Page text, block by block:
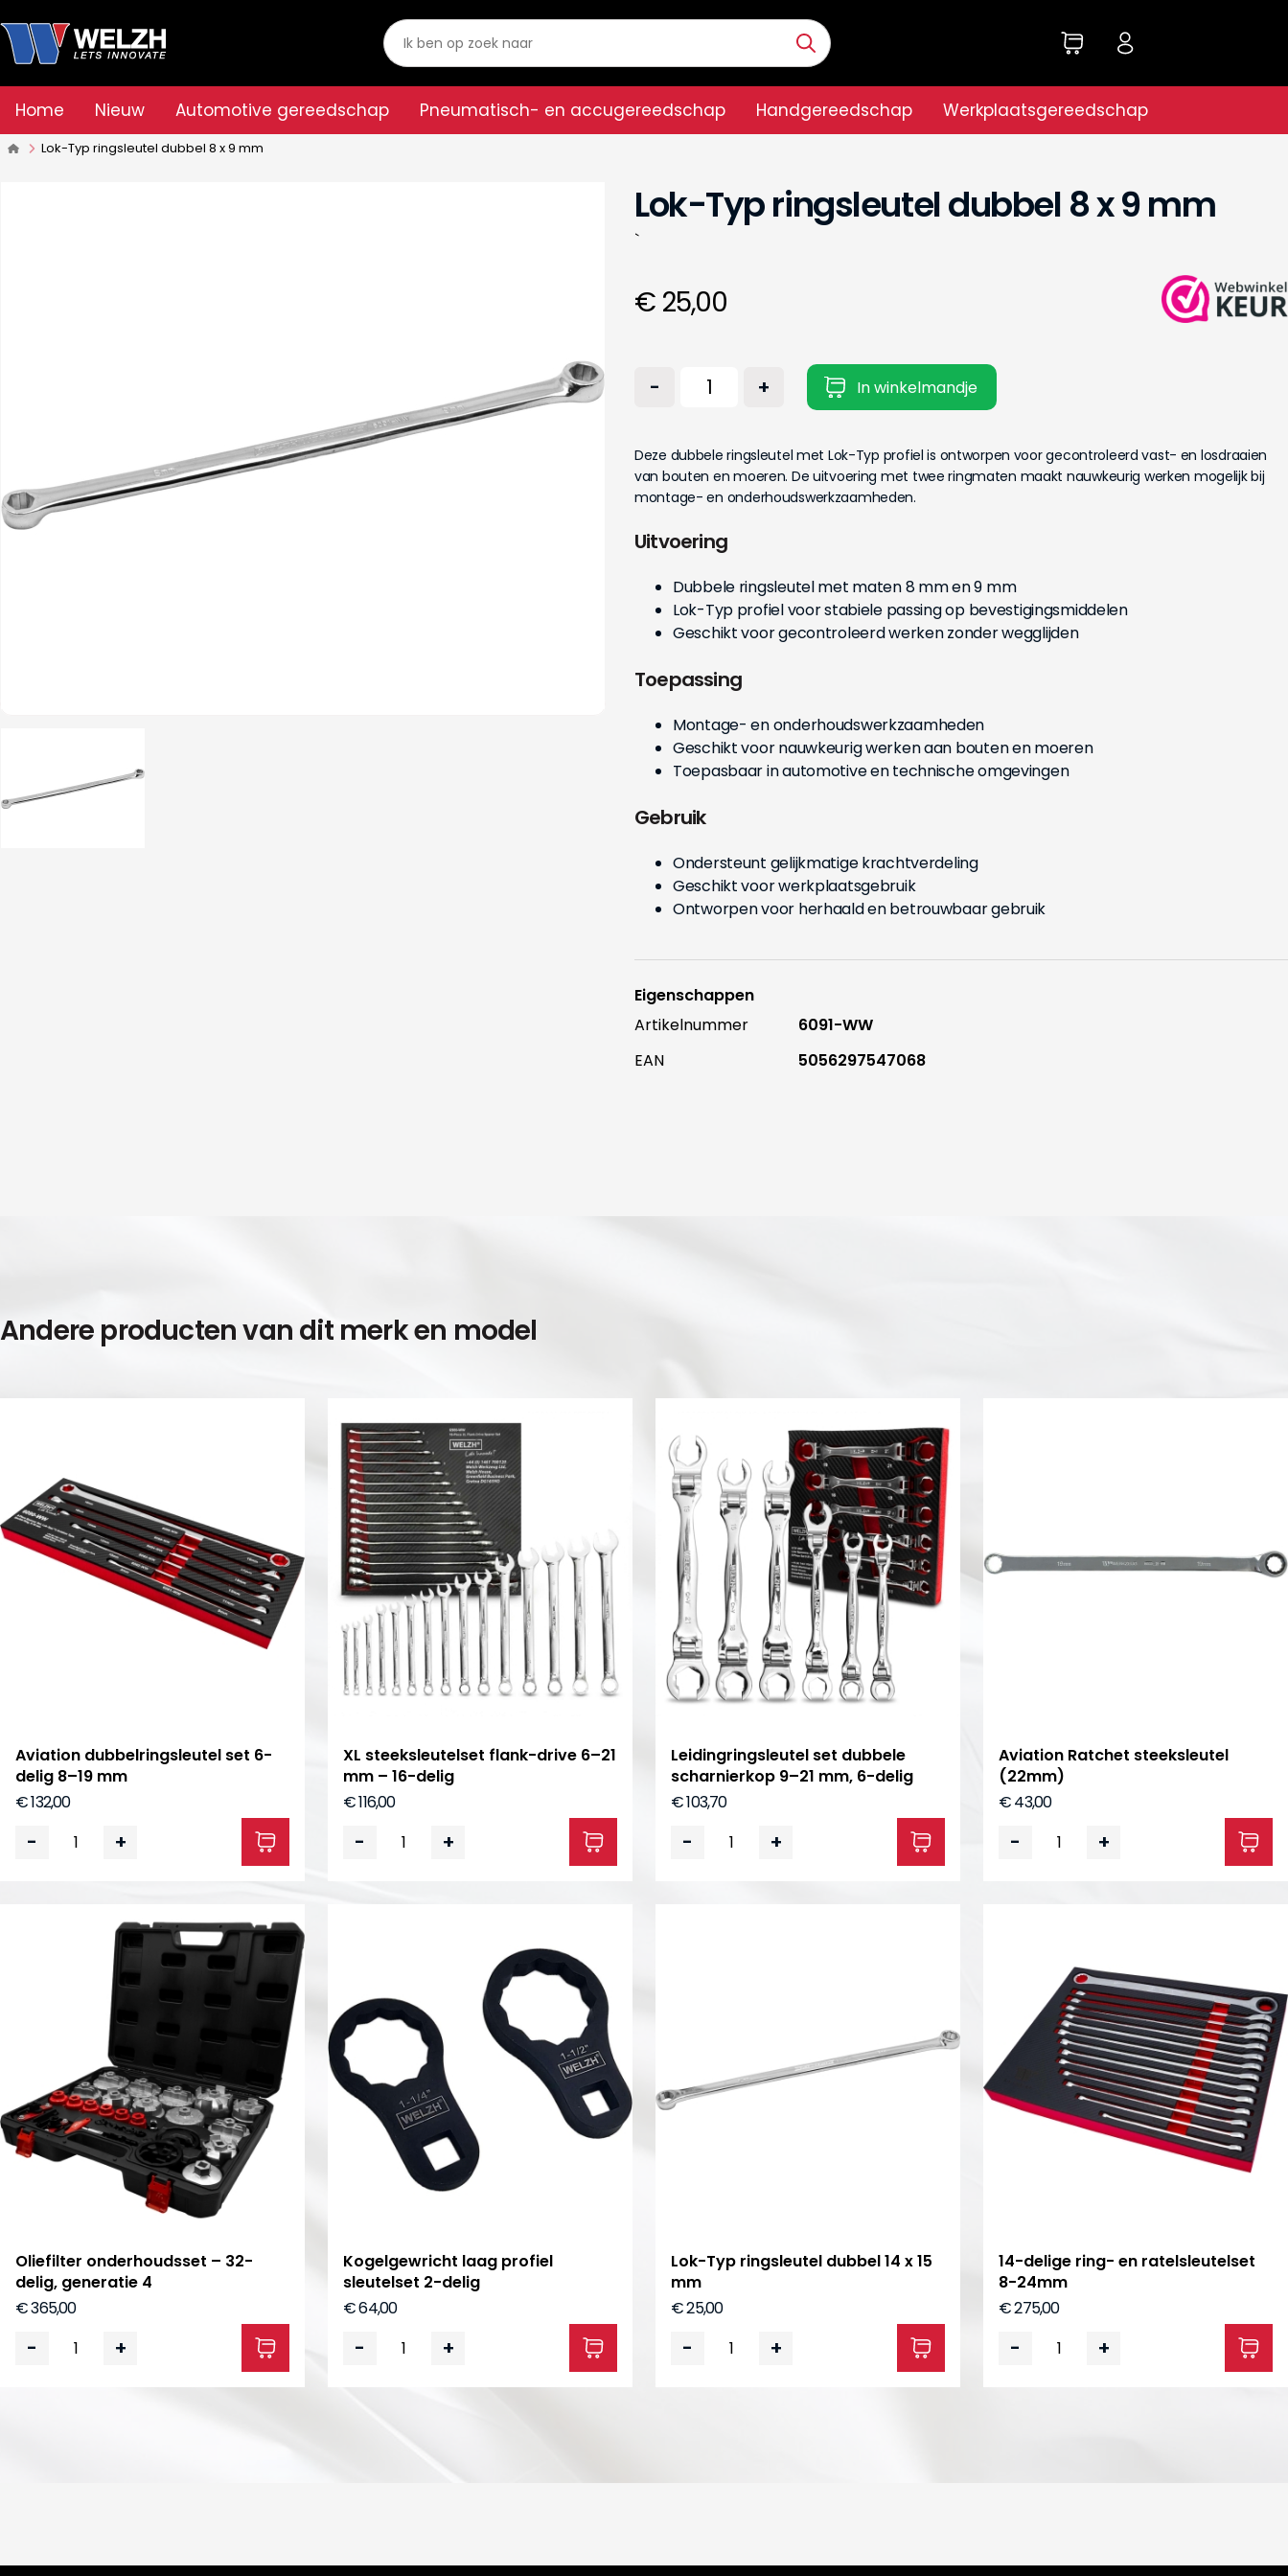
Home Nieuw Automotive gereedschap Pneumatisch- en accugereedschap Handgereedschap Werkplaatsgereedschap
Lok-Typ ringsleutel dubbel 8 x 9 mm
Lok-Typ ringsleutel dubbel 8 x 9 mm
`
€ 25,00
- + In winkelmandje
Deze dubbele ringsleutel met Lok-Typ profiel is ontworpen voor gecontroleerd vast- en losdraaien
van bouten en moeren. De uitvoering met twee ringmaten maakt nauwkeurig werken mogelijk bij
montage- en onderhoudswerkzaamheden.
Uitvoering
Dubbele ringsleutel met maten 8 mm en 9 mm
Lok-Typ profiel voor stabiele passing op bevestigingsmiddelen
Geschikt voor gecontroleerd werken zonder wegglijden
Toepassing
Montage- en onderhoudswerkzaamheden
Geschikt voor nauwkeurig werken aan bouten en moeren
Toepasbaar in automotive en technische omgevingen
Gebruik
Ondersteunt gelijkmatige krachtverdeling
Geschikt voor werkplaatsgebruik
Ontworpen voor herhaald en betrouwbaar gebruik
Eigenschappen
Artikelnummer
6091-WW
EAN
5056297547068
Andere producten van dit merk en model
Aviation dubbelringsleutel set 6-
delig 8–19 mm
€ 132,00
- +
XL steeksleutelset flank-drive 6–21
mm – 16-delig
€ 116,00
- +
Leidingringsleutel set dubbele
scharnierkop 9–21 mm, 6-delig
€ 103,70
- +
Aviation Ratchet steeksleutel
(22mm)
€ 43,00
- +
Oliefilter onderhoudsset – 32-
delig, generatie 4
€ 365,00
- +
Kogelgewricht laag profiel
sleutelset 2-delig
€ 64,00
- +
Lok-Typ ringsleutel dubbel 14 x 15
mm
€ 25,00
- +
14-delige ring- en ratelsleutelset
8-24mm
€ 275,00
- +